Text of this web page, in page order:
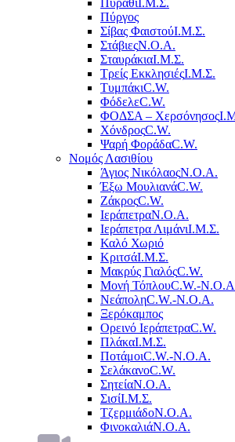
ΠυράθιΙ.Μ.Σ.
Πύργος
Σίβας ΦαιστούΙ.Μ.Σ.
ΣτάβιεςΝ.Ο.Α.
ΣταυράκιαΙ.Μ.Σ.
Τρείς ΕκκλησιέςΙ.Μ.Σ.
ΤυμπάκιC.W.
ΦόδελεC.W.
ΦΟΔΣΑ – Χερσόνησος
ΧόνδροςC.W.
Ψαρή ΦοράδαC.W.
Νομός Λασιθίου
Άγιος ΝικόλαοςΝ.Ο.Α.
Έξω ΜουλιανάC.W.
ΖάκροςC.W.
ΙεράπετραΝ.Ο.Α.
Ιεράπετρα ΛιμάνιΙ.Μ.Σ.
Καλό Χωριό
ΚριτσάΙ.Μ.Σ.
Μακρύς ΓιαλόςC.W.
Μονή ΤόπλουC.W.-
ΝεάποληC.W.-Ν.Ο.Α.
Ξερόκαμπος
Ορεινό ΙεράπετραC.W.
ΠλάκαΙ.Μ.Σ.
ΠοτάμοιC.W.-Ν.Ο.Α.
ΣελάκανοC.W.
ΣητείαΝ.Ο.Α.
ΣισίΙ.Μ.Σ.
ΤζερμιάδοΝ.Ο.Α.
ΦινοκαλιάΝ.Ο.Α.